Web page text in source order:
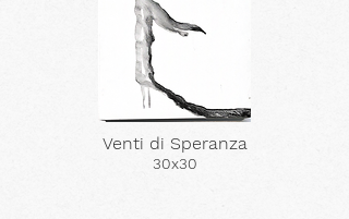
Venti di Speranza
30x30